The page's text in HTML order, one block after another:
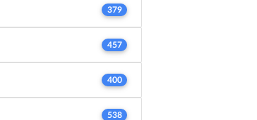
379
457
400
538